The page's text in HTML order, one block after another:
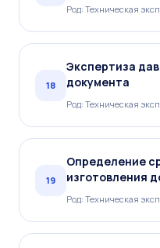
Род: Техническая
18
Экспертиза
документа
Род: Техническая
19
Определение
изготовления
Род: Техническая